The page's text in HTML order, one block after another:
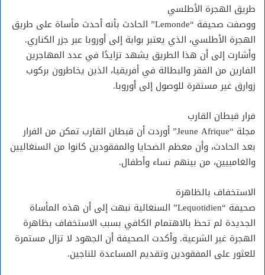
طريق الهجرة الأطلسي
ووصفت صحيفة “Lemonde” الحادث بأنه أحدث مأساة على طريق
الهجرة الأطلسي، الذي يعتبر بوابة إلى أوروبا عبر جزر الكناري.
وأشارت إلى أن هذا الطريق يشهد تزايدًا في عدد المهاجرين
الفارين من الفقر والبطالة في أفريقيا، الذين يخاطرون بركوب
زوارق غير مستقرة للوصول إلى أوروبا.
فرار قبطان القارب
مجلة “Jeune Afrique” أوردت أن قبطان القارب تمكن من الفرار
بعد الحادث، وأن معظم الضحايا والمفقودين كانوا من السنغاليين
والغامبيين، من بينهم نساء وأطفال.
الاستخفاف بالظاهرة
صحيفة “Lequotidien” السنغالية نبهت إلى أن هذه المأساة
الجديدة لم تحظ بالاهتمام الكافي بسبب الاستخفاف بظاهرة
الهجرة غير الشرعية. وأكدت الصحيفة أن الجهود لا تزال مستمرة
للعثور على المفقودين وتقديم المساعدة للناجين.